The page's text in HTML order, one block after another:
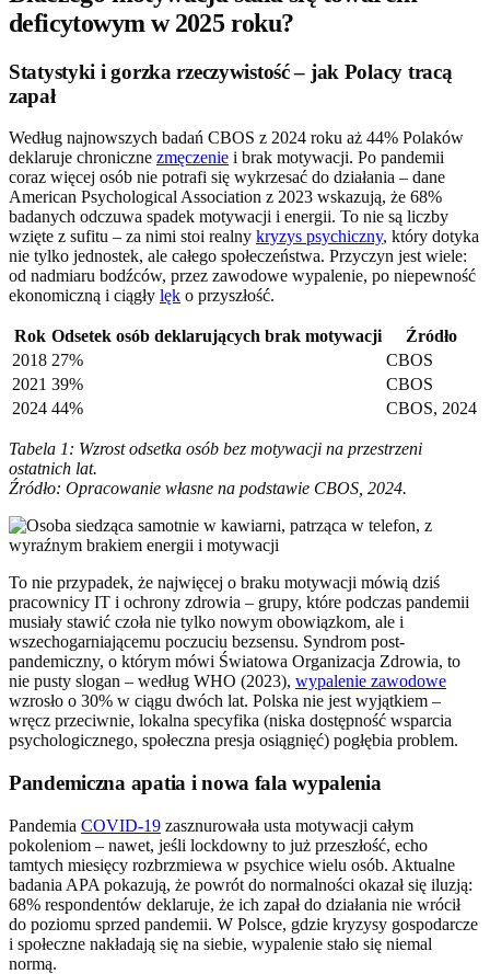
deficytowym w 2025 roku?
Statystyki i gorzka rzeczywistość – jak Polacy tracą
zapał
Według najnowszych badań CBOS z 2024 roku aż 44% Polaków
deklaruje chroniczne zmęczenie i brak motywacji. Po pandemii
coraz więcej osób nie potrafi się wykrzesać do działania – dane
American Psychological Association z 2023 wskazują, że 68%
badanych odczuwa spadek motywacji i energii. To nie są liczby
wzięte z sufitu – za nimi stoi realny kryzys psychiczny, który dotyka
nie tylko jednostek, ale całego społeczeństwa. Przyczyn jest wiele:
od nadmiaru bodźców, przez zawodowe wypalenie, po niepewność
ekonomiczną i ciągły lęk o przyszłość.
Rok Odsetek osób deklarujących brak motywacji
Źródło
2018 27%
CBOS
2021 39%
CBOS
2024 44% CBOS, 2024
Tabela 1: Wzrost odsetka osób bez motywacji na przestrzeni
ostatnich lat.
Źródło: Opracowanie własne na podstawie CBOS, 2024.
To nie przypadek, że najwięcej o braku motywacji mówią dziś
pracownicy IT i ochrony zdrowia – grupy, które podczas pandemii
musiały stawić czoła nie tylko nowym obowiązkom, ale i
wszechogarniającemu poczuciu bezsensu. Syndrom post-
pandemiczny, o którym mówi Światowa Organizacja Zdrowia, to
nie pusty slogan – według WHO (2023), wypalenie zawodowe
wzrosło o 30% w ciągu dwóch lat. Polska nie jest wyjątkiem –
wręcz przeciwnie, lokalna specyfika (niska dostępność wsparcia
psychologicznego, społeczna presja osiągnięć) pogłębia problem.
Pandemiczna apatia i nowa fala wypalenia
Pandemia COVID-19 zasznurowała usta motywacji całym
pokoleniom – nawet, jeśli lockdowny to już przeszłość, echo
tamtych miesięcy rozbrzmiewa w psychice wielu osób. Aktualne
badania APA pokazują, że powrót do normalności okazał się iluzją:
68% respondentów deklaruje, że ich zapał do działania nie wrócił
do poziomu sprzed pandemii. W Polsce, gdzie kryzysy gospodarcze
i społeczne nakładają się na siebie, wypalenie stało się niemal
normą.